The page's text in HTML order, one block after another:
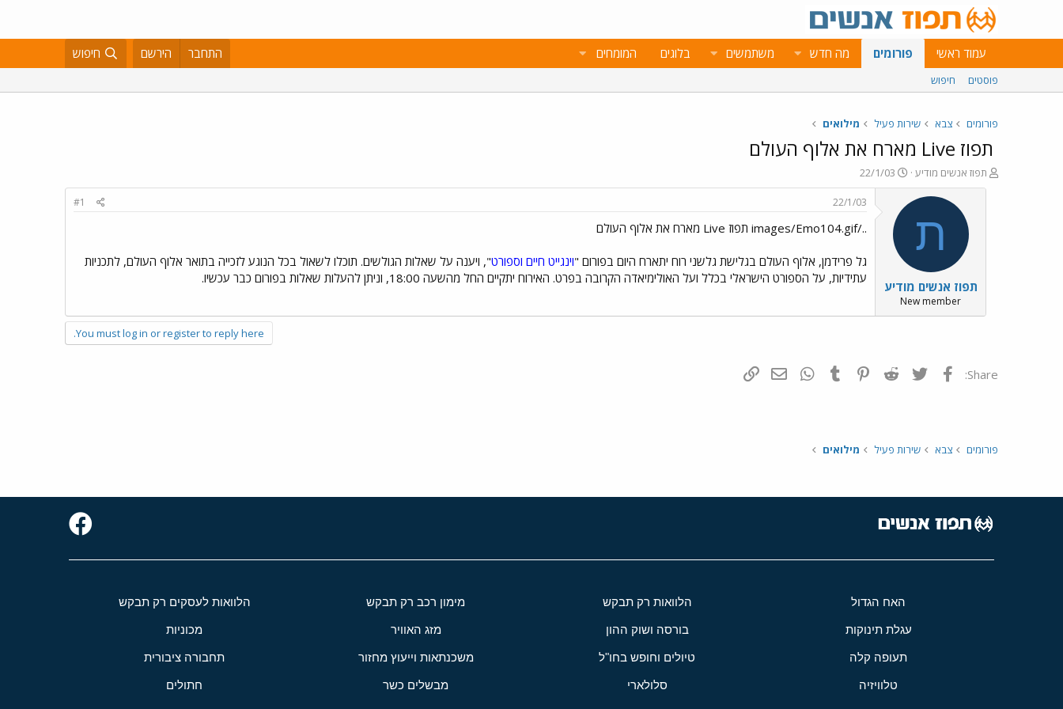
עמוד ראשי פורומים מה חדש משתמשים בלוגים המומחים התחבר הירשם חיפוש
פוסטים חיפוש
פורומים צבא שירות פעיל מילואים
תפוז Live מארח את אלוף העולם
פ
ו
תפוז אנשים מודיע
פ
ו
ם
ב
ר
ך
22/1/03
ת
תפוז אנשים מודיע
New member
22/1/03
#1
../images/Emo104.gif תפוז Live מארח את אלוף העולם
גל פרידמן, אלוף העולם בגלישת גלשני רוח יתארח היום בפורום "וינגייט חיים וספורט", ויענה על שאלות הגולשים. תוכלו לשאול בכל הנוגע לזכייה בתואר אלוף העולם, לתכניות
עתידיות, על הספורט הישראלי בכלל ועל האולימיאדה הקרובה בפרט. האירוח יתקיים החל מהשעה 18:00, וניתן להעלות שאלות בפורום כבר עכשיו.
You must log in or register to reply here.
Share: פייסבוק Twitter
Reddit
Pinterest
Tumblr
WhatsAppדואר אלקטרוני
פורומים צבא שירות פעיל מילואים
האח הגדול הלוואות רק תבקש מימון רכב רק תבקש הלוואות לעסקים רק תבקש
עגלת תינוקות בורסה ושוק ההון מזג האוויר מכוניות
תעופה קלה טיולים וחופש בחו"ל משכנתאות וייעוץ מחזור תחבורה ציבורית
טלוויזיה סלולארי מבשלים כשר חתולים